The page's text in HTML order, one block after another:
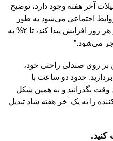
آخر هفته وجود دارد، توضیح
اجتماعی می‌شود به طور
روزانه و در حدود ۱٫۷ ساعت در هر روز افزایش پیدا کند، تا ۲% به
می‌شود.”
بر روی صندلی راحتی خود،
حدود دو ساعت با
وقت بگذرانید و به همین شکل
را به یک آخر هفته شاد تبدیل